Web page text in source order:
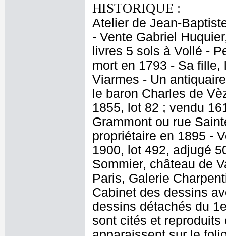
HISTORIQUE :
Atelier de Jean-
- Vente Gabriel
livres 5 sols à Vollé -
mort en 1793 - Sa
Viarmes - Un
le baron Charles de
1855, lot 82 ; vendu
Grammont ou rue
propriétaire en 1895 -
1900, lot 492, adjugé
Sommier, château de
Paris, Galerie
Cabinet des dessins
dessins détachés du
sont cités et